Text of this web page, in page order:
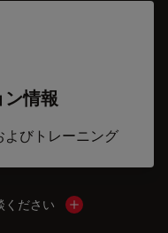
ン情報
よびトレーニング
ください Show local